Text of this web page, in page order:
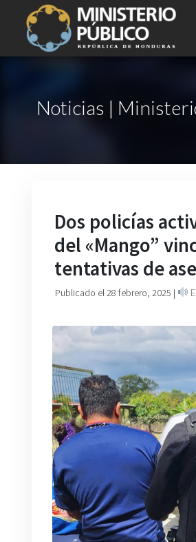
Noticias |
Dos policías
del «Mango”
tentativas de
Publicado el 28 febrero, 2025 |